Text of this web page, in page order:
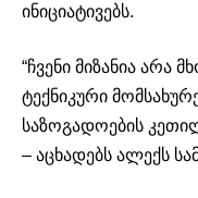
ინიციატივებს.
“ჩვენი მიზანია
ტექნიკური
საზოგადოების
– აცხადებს ალექს